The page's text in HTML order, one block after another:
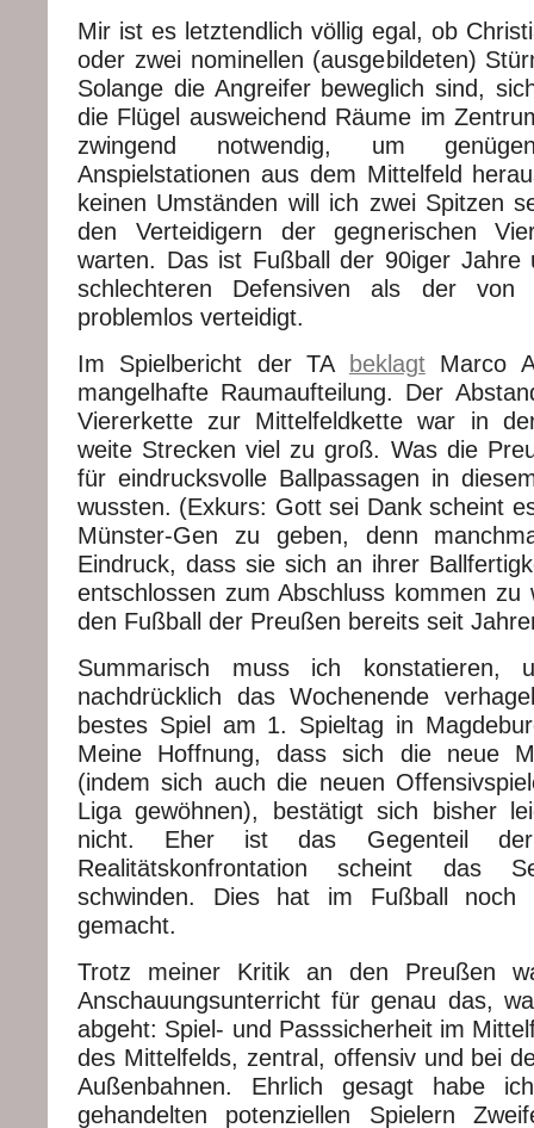
Mir ist es letztendlich völlig egal, ob
oder zwei nominellen (ausgebildeten)
Solange die Angreifer beweglich sind,
die Flügel ausweichend Räume im
zwingend notwendig, um
Anspielstationen aus dem Mittelfeld
keinen Umständen will ich zwei Spitzen
den Verteidigern der gegnerischen
warten. Das ist Fußball der 90iger Jahre
schlechteren Defensiven als der von
problemlos verteidigt.
Im Spielbericht der TA
beklagtMarco
mangelhafte Raumaufteilung. Der
Viererkette zur Mittelfeldkette war in
weite Strecken viel zu groß. Was die
für eindrucksvolle Ballpassagen in
wussten. (Exkurs: Gott sei Dank scheint
Münster-Gen zu geben, denn
Eindruck, dass sie sich an ihrer
entschlossen zum Abschluss kommen zu
den Fußball der Preußen bereits seit
Summarisch muss ich
nachdrücklich das Wochenende
bestes Spiel am 1. Spieltag in
Meine Hoffnung, dass sich die neue
(indem sich auch die neuen
Liga gewöhnen), bestätigt sich bisher
nicht. Eher ist das Gegenteil
Realitätskonfrontation scheint das
schwinden. Dies hat im Fußball noch
gemacht.
Trotz meiner Kritik an den Preußen
Anschauungsunterricht für genau das,
abgeht: Spiel- und Passsicherheit im
des Mittelfelds, zentral, offensiv und bei
Außenbahnen. Ehrlich gesagt habe
gehandelten potenziellen Spielern